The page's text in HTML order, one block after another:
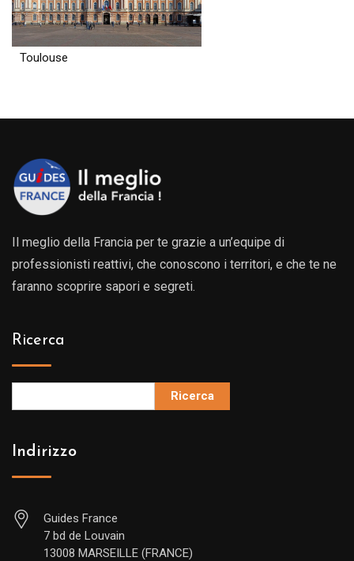
Toulouse
Il meglio della Francia per te grazie a un’equipe di
professionisti reattivi, che conoscono i territori, e che te ne
faranno scoprire sapori e segreti.
Ricerca
Ricerca
Indirizzo
Guides France
7 bd de Louvain
13008 MARSEILLE (FRANCE)